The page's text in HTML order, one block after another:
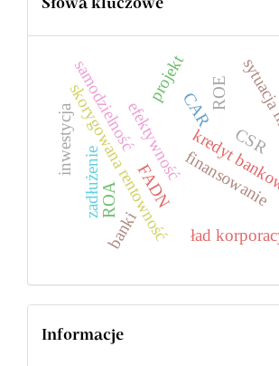
Słowa kluczowe
CSR
efektywność
FADN kredyt
skorygowana rentowność
zadłużenie
inwestycja
projekt
finansowanie
CARROE
ROA
ład
samodzielność
banki
Informacje